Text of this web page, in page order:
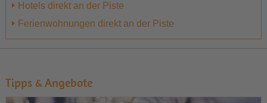
Hotels direkt an der Piste
Ferienwohnungen direkt an der Piste
Tipps & Angebote